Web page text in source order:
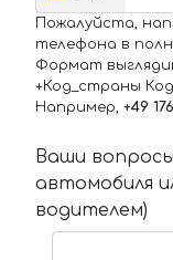
Пожалуйста,
телефона в
Формат
+Код_страны
Например, +49
Ваши
автомобиля
водителем)